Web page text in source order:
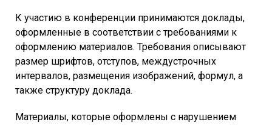
К участию в конференции принимаются доклады,
оформленные в соответствии с требованиями к
оформлению материалов. Требования описывают
размер шрифтов, отступов, междустрочных
интервалов, размещения изображений, формул, а
также структуру доклада.
Материалы, которые оформлены с нарушением